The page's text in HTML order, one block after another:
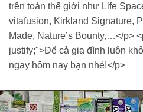
trên toàn thế giới như Life
vitafusion, Kirkland Signature,
Made, Nature’s Bounty,…</p>
justify;">Để cả gia đình luôn
ngay hôm nay bạn nhé!</p>